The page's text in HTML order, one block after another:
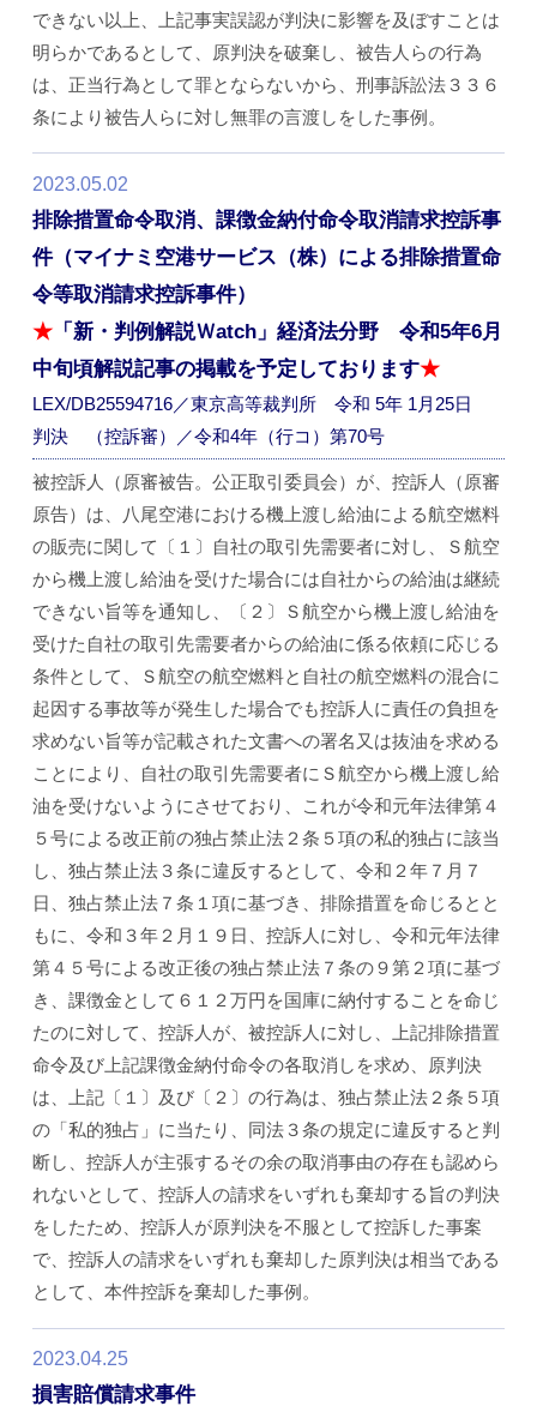
できない以上、上記事実誤認が判決に影響を及ぼすことは
明らかであるとして、原判決を破棄し、被告人らの行為
は、正当行為として罪とならないから、刑事訴訟法３３６
条により被告人らに対し無罪の言渡しをした事例。
2023.05.02
排除措置命令取消、課徴金納付命令取消請求控訴事
件（マイナミ空港サービス（株）による排除措置命
令等取消請求控訴事件）
★ 「新・判例解説Ｗatch」経済法分野 令和5年6月
中旬頃解説記事の掲載を予定しております★
LEX/DB25594716／東京高等裁判所 令和 5年 1月25日
判決 （控訴審）／令和4年（行コ）第70号
被控訴人（原審被告。公正取引委員会）が、控訴人（原審
原告）は、八尾空港における機上渡し給油による航空燃料
の販売に関して〔１〕自社の取引先需要者に対し、Ｓ航空
から機上渡し給油を受けた場合には自社からの給油は継続
できない旨等を通知し、〔２〕Ｓ航空から機上渡し給油を
受けた自社の取引先需要者からの給油に係る依頼に応じる
条件として、Ｓ航空の航空燃料と自社の航空燃料の混合に
起因する事故等が発生した場合でも控訴人に責任の負担を
求めない旨等が記載された文書への署名又は抜油を求める
ことにより、自社の取引先需要者にＳ航空から機上渡し給
油を受けないようにさせており、これが令和元年法律第４
５号による改正前の独占禁止法２条５項の私的独占に該当
し、独占禁止法３条に違反するとして、令和２年７月７
日、独占禁止法７条１項に基づき、排除措置を命じるとと
もに、令和３年２月１９日、控訴人に対し、令和元年法律
第４５号による改正後の独占禁止法７条の９第２項に基づ
き、課徴金として６１２万円を国庫に納付することを命じ
たのに対して、控訴人が、被控訴人に対し、上記排除措置
命令及び上記課徴金納付命令の各取消しを求め、原判決
は、上記〔１〕及び〔２〕の行為は、独占禁止法２条５項
の「私的独占」に当たり、同法３条の規定に違反すると判
断し、控訴人が主張するその余の取消事由の存在も認めら
れないとして、控訴人の請求をいずれも棄却する旨の判決
をしたため、控訴人が原判決を不服として控訴した事案
で、控訴人の請求をいずれも棄却した原判決は相当である
として、本件控訴を棄却した事例。
2023.04.25
損害賠償請求事件